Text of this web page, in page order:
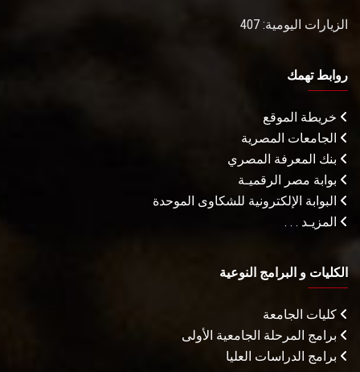
الزيارات اليومية: 407
روابط تهمك
خريطة الموقع
الجامعات المصرية
بنك المعرفة المصري
بوابة مصر الرقميـة
البوابة الإلكترونية للشكاوى الموحدة
المزيـد . . .
الكليات و البرامج النوعية
كليات الجامعة
برامج المرحلة الجامعية الأولى
برامج الدراسات العليا